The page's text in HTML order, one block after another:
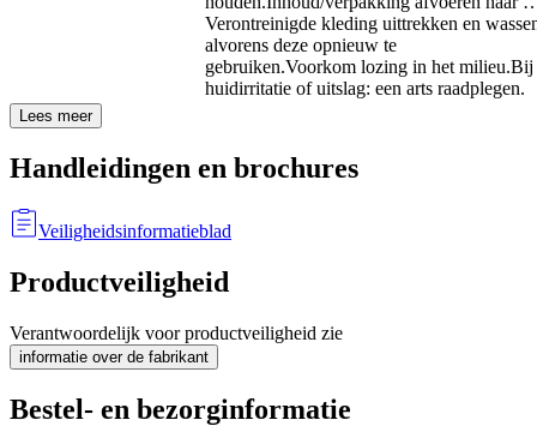
Verontreinigde kleding uittrekken en
alvorens deze opnieuw te
gebruiken.Voorkom lozing in het milieu.Bij
huidirritatie of uitslag: een arts raadplegen.
Lees meer
Handleidingen en brochures
Veiligheidsinformatieblad
Productveiligheid
Verantwoordelijk voor productveiligheid zie
informatie over de fabrikant
Bestel- en bezorginformatie